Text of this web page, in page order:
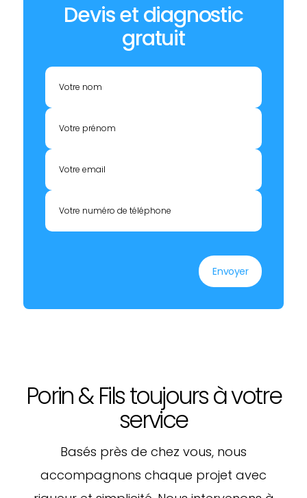
Devis et diagnostic
gratuit
Votre nom
Votre prénom
Votre email
Votre numéro de téléphone
Envoyer
Porin & Fils toujours à votre
service
Basés près de chez vous, nous
accompagnons chaque projet avec